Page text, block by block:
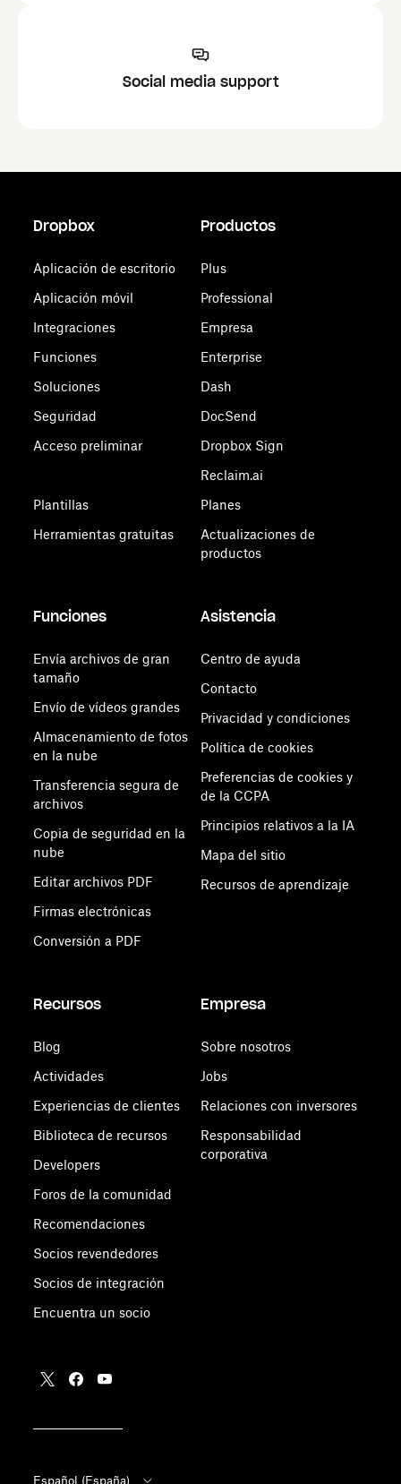
Social media support
Dropbox
Aplicación de escritorio
Aplicación móvil
Integraciones
Funciones
Soluciones
Seguridad
Acceso preliminar
Plantillas
Herramientas gratuitas
Productos
Plus
Professional
Empresa
Enterprise
Dash
DocSend
Dropbox Sign
Reclaim.ai
Planes
Actualizaciones de
productos
Funciones
Envía archivos de gran
tamaño
Envío de vídeos grandes
Almacenamiento de fotos
en la nube
Transferencia segura de
archivos
Copia de seguridad en la
nube
Editar archivos PDF
Firmas electrónicas
Conversión a PDF
Asistencia
Centro de ayuda
Contacto
Privacidad y condiciones
Política de cookies
Preferencias de cookies y
de la CCPA
Principios relativos a la IA
Mapa del sitio
Recursos de aprendizaje
Recursos
Blog
Actividades
Experiencias de clientes
Biblioteca de recursos
Developers
Foros de la comunidad
Recomendaciones
Socios revendedores
Socios de integración
Encuentra un socio
Empresa
Sobre nosotros
Jobs
Relaciones con inversores
Responsabilidad
corporativa
Español (España)